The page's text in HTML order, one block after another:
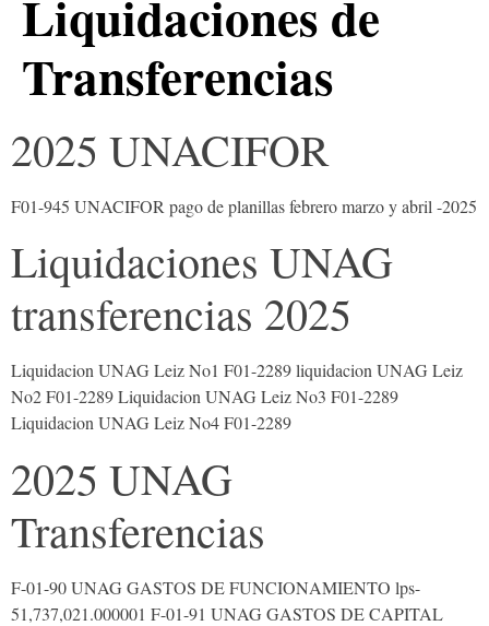
Liquidaciones de
Transferencias
2025 UNACIFOR
F01-945 UNACIFOR pago de planillas febrero marzo y abril -2025
Liquidaciones UNAG
transferencias 2025
Liquidacion UNAG Leiz No1 F01-2289 liquidacion UNAG Leiz
No2 F01-2289 Liquidacion UNAG Leiz No3 F01-2289
Liquidacion UNAG Leiz No4 F01-2289
2025 UNAG
Transferencias
F-01-90 UNAG GASTOS DE FUNCIONAMIENTO lps-
51,737,021.000001 F-01-91 UNAG GASTOS DE CAPITAL